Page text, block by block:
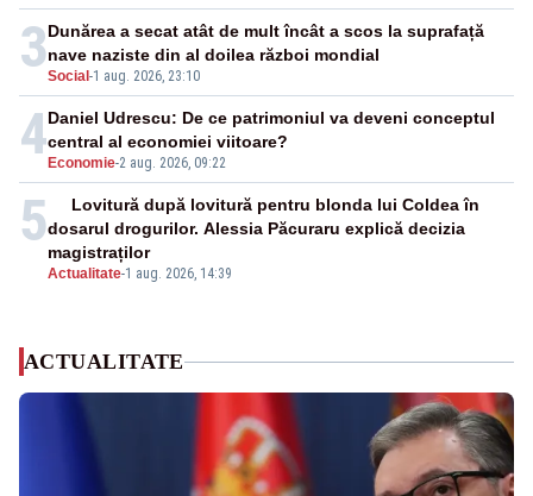
3Social -1 aug. 2026, 23:10
Dunărea a secat atât de mult încât a scos la suprafață
nave naziste din al doilea război mondial
4 Economie-2 aug. 2026, 09:22
Daniel Udrescu: De ce patrimoniul va deveni conceptul
central al economiei viitoare?
5
Actualitate-1 aug. 2026, 14:39
Lovitură după lovitură pentru blonda lui Coldea în
dosarul drogurilor. Alessia Păcuraru explică decizia
magistraților
ACTUALITATE